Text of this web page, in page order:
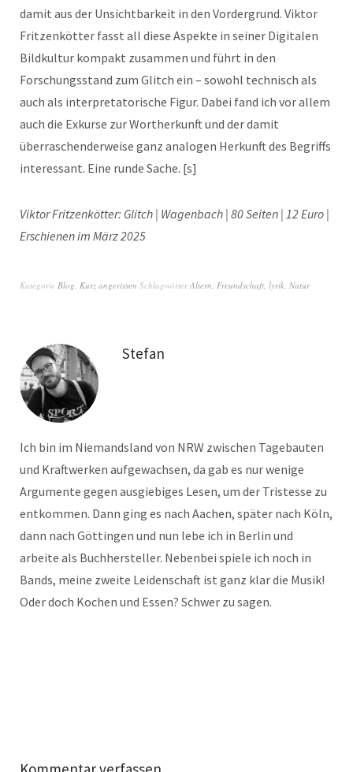
damit aus der Unsichtbarkeit in den Vordergrund. Viktor
Fritzenkötter fasst all diese Aspekte in seiner Digitalen
Bildkultur kompakt zusammen und führt in den
Forschungsstand zum Glitch ein – sowohl technisch als
auch als interpretatorische Figur. Dabei fand ich vor allem
auch die Exkurse zur Wortherkunft und der damit
überraschenderweise ganz analogen Herkunft des Begriffs
interessant. Eine runde Sache. [s]
Viktor Fritzenkötter: Glitch | Wagenbach | 80 Seiten | 12 Euro |
Erschienen im März 2025
Kategorie Blog Kurz angerissen SchlagwörterAltern Freundschaft lyrik Natur
Stefan
Ich bin im Niemandsland von NRW zwischen Tagebauten
und Kraftwerken aufgewachsen, da gab es nur wenige
Argumente gegen ausgiebiges Lesen, um der Tristesse zu
entkommen. Dann ging es nach Aachen, später nach Köln,
dann nach Göttingen und nun lebe ich in Berlin und
arbeite als Buchhersteller. Nebenbei spiele ich noch in
Bands, meine zweite Leidenschaft ist ganz klar die Musik!
Oder doch Kochen und Essen? Schwer zu sagen.